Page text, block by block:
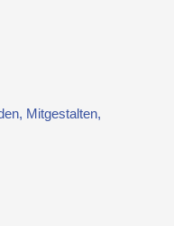
Mitgestalten,